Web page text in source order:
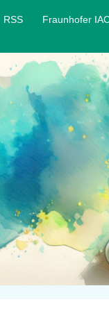
RSS Fraunhofer